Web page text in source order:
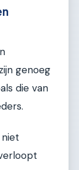
genoeg
die van